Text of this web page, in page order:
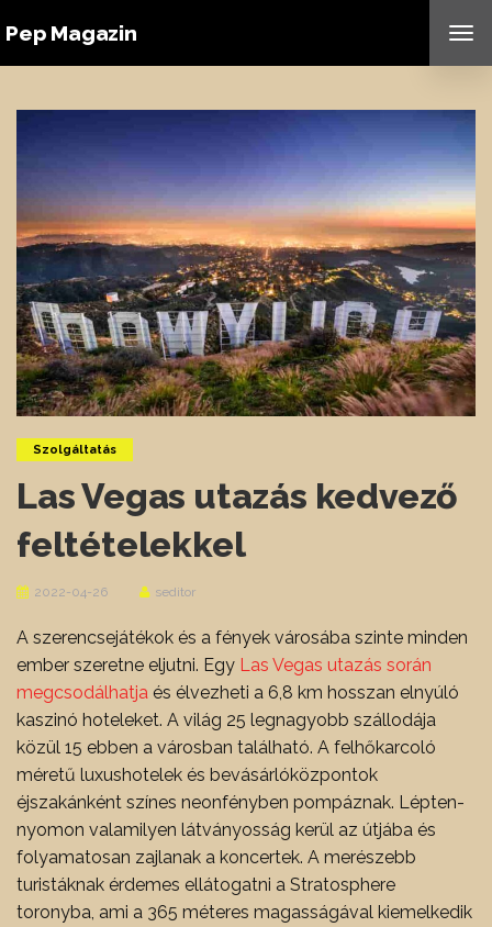
Pep Magazin
Szolgáltatás
Las Vegas utazás kedvező
feltételekkel
2022-04-26 seditor
A szerencsejátékok és a fények városába szinte minden
ember szeretne eljutni. Egy Las Vegas utazás során
megcsodálhatja és élvezheti a 6,8 km hosszan elnyúló
kaszinó hoteleket. A világ 25 legnagyobb szállodája
közül 15 ebben a városban található. A felhőkarcoló
méretű luxushotelek és bevásárlóközpontok
éjszakánként színes neonfényben pompáznak. Lépten-
nyomon valamilyen látványosság kerül az útjába és
folyamatosan zajlanak a koncertek. A merészebb
turistáknak érdemes ellátogatni a Stratosphere
toronyba, ami a 365 méteres magasságával kiemelkedik